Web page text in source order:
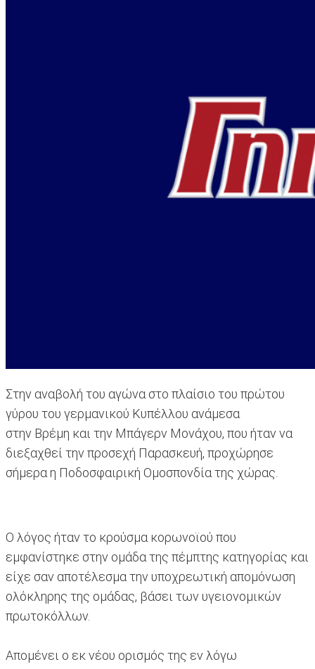
Στην αναβολή του αγώνα στο πλαίσιο του πρώτου
γύρου του γερμανικού Κυπέλλου ανάμεσα
στην Βρέμη και την Μπάγερν Μονάχου, που ήταν να
διεξαχθεί την προσεχή Παρασκευή, προχώρησε
σήμερα η Ποδοσφαιρική Ομοσπονδία της χώρας.
Ο λόγος ήταν το κρούσμα κορωνοϊού που
εμφανίστηκε στην ομάδα της πέμπτης κατηγορίας και
είχε σαν αποτέλεσμα την υποχρεωτική απομόνωση
ολόκληρης της ομάδας, βάσει των υγειονομικών
πρωτοκόλλων.
Απομένει ο εκ νέου ορισμός της εν λόγω